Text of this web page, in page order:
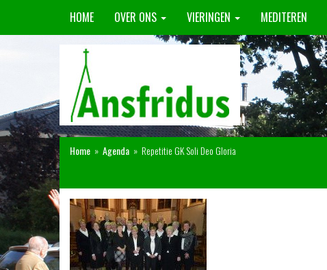
HOME OVER ONS VIERINGEN MEDITEREN
Home » Agenda » Repetitie GK Soli Deo Gloria